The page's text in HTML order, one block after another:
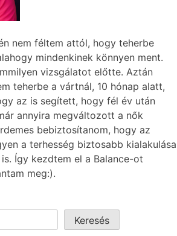
nem féltem attól, hogy teherbe
mindenkinek könnyen ment.
vizsgálatot előtte. Aztán
teherbe a vártnál, 10 hónap alatt,
az is segített, hogy fél év után
annyira megváltozott a nők
bebiztosítanom, hogy az
a terhesség biztosabb kialakulása
Így kezdtem el a Balance-ot
meg:).
Keresés